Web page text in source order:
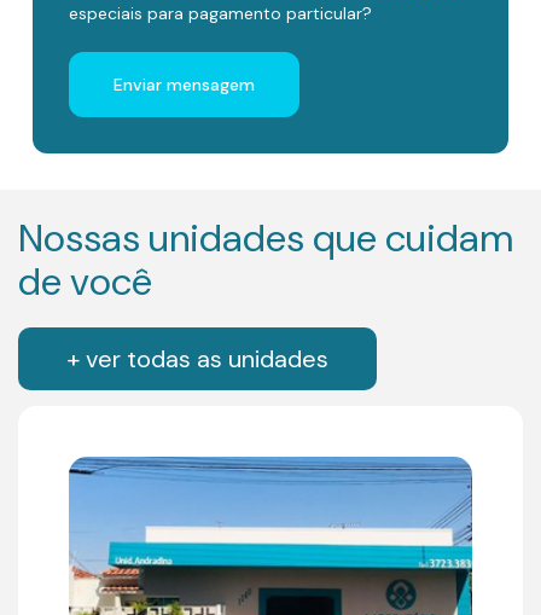
especiais para pagamento particular?
Enviar mensagem
Nossas unidades que cuidam
de você
+ ver todas as unidades